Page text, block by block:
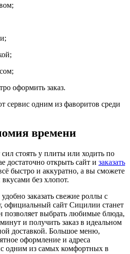
оформить заказ.
сервис одним из фаворитов среди
времени
стоять у плиты или ходить по
достаточно открыть сайт и заказать
быстро и аккуратно, а вы сможете
без хлопот.
заказать свежие роллы с
официальный сайт Сицилии станет
выбрать любимые блюда,
и получить заказ в идеальном
доставкой. Большое меню,
оформление и адреса
одним из самых комфортных в